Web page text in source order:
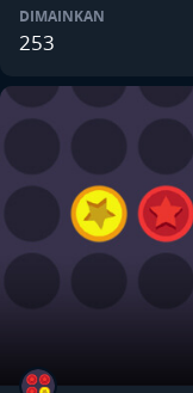
DIMAINKAN
253